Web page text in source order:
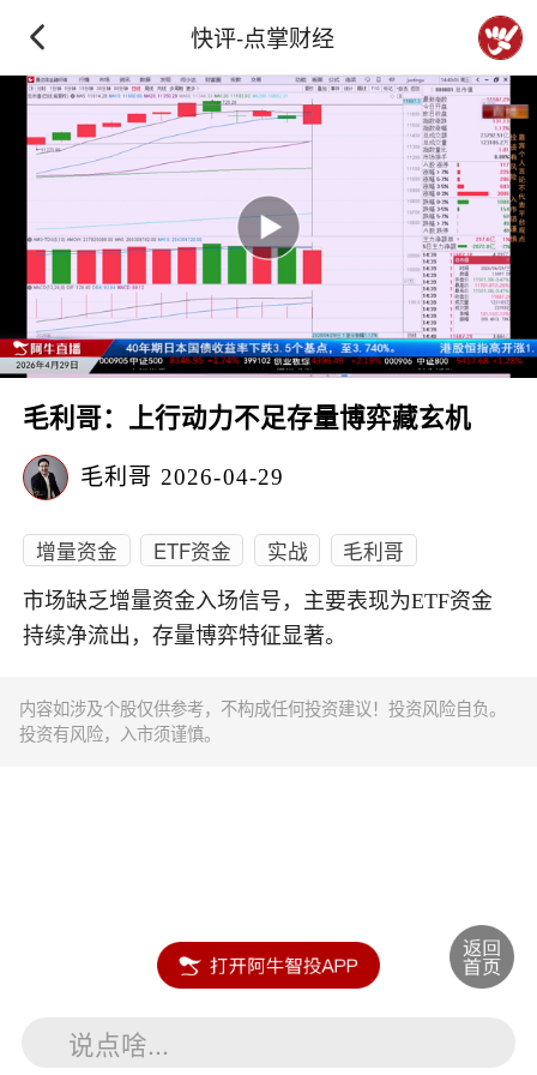
快评-点掌财经
毛利哥：上行动力不足存量博弈藏玄机
毛利哥 2026-04-29
增量资金 ETF资金 实战 毛利哥
市场缺乏增量资金入场信号，主要表现为ETF资金
持续净流出，存量博弈特征显著。
内容如涉及个股仅供参考，不构成任何投资建议！投资风险自负。
投资有风险，入市须谨慎。
说点啥...